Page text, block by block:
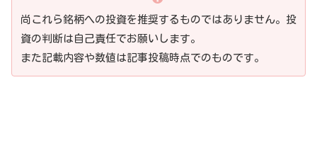
尚これら銘柄への投資を推奨するものではありません。投
資の判断は自己責任でお願いします。
また記載内容や数値は記事投稿時点でのものです。